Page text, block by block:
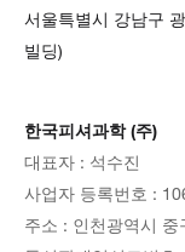
서울특별시 강남구
빌딩)
한국피셔과학 (주)
대표자 : 석수진
사업자 등록번호 :
주소 : 인천광역시 중